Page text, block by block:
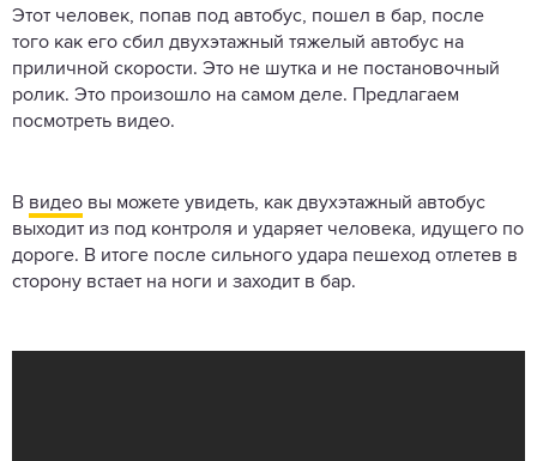
Этот человек, попав под автобус, пошел в бар, после
того как его сбил двухэтажный тяжелый автобус на
приличной скорости. Это не шутка и не постановочный
ролик. Это произошло на самом деле. Предлагаем
посмотреть видео.
В видео вы можете увидеть, как двухэтажный автобус
выходит из под контроля и ударяет человека, идущего по
дороге. В итоге после сильного удара пешеход отлетев в
сторону встает на ноги и заходит в бар.